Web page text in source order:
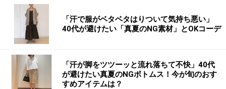
レザーの靴やバッグに加え、傘や上履き、布製のバッグ
など多用途で使える優れもの。
春はセレモニーなどで革靴やレザーバッグを使用する機
会も増えるため、使用前にスプレーしておくと汚れにく
「汗で服がベタベタはりついて気持ち悪い」
40代が避けたい「真夏のNG素材」とOKコーデ
「汗が脚をツツーッと流れ落ちて不快」40代
が避けたい真夏のNGボトムス！今が旬のおす
すめアイテムは？